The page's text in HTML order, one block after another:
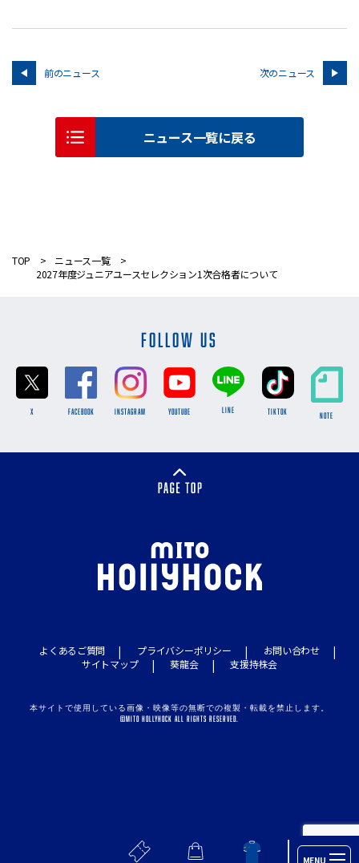
MENU
前のニュース 次のニュース
ニュース一覧に戻る
TOP
ニュース一覧
2027年度ジュニアユースセレクション1次合格者について
FOLLOW US
X FACEBOOK INSTAGRAM YOUTUBE LINE TikTok NOTE
よくあるご質問 プライバシーポリシー
お問い合わせ
サイトマップ
葵龍会 支援持株会
本サイトで使用している画像・映像等の無断での複製・転載を禁止します。
©MITO HOLLYHOCK ALL RIGHTS RESERVED.